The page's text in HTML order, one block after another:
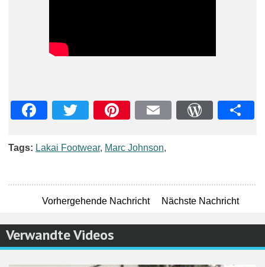
Tags: Lakai Footwear, Marc Johnson,
Vorhergehende Nachricht Nächste Nachricht
Verwandte Videos